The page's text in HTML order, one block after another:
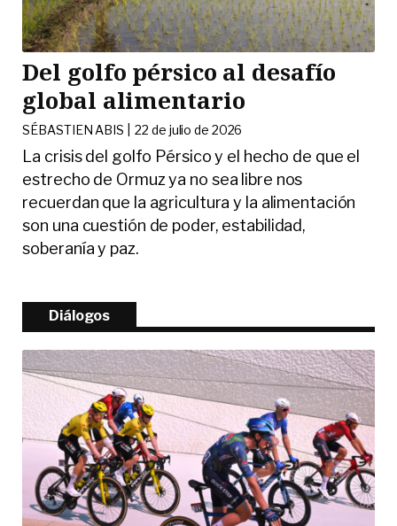
Del golfo pérsico al desafío
global alimentario
SÉBASTIEN ABIS |22 de julio de 2026
La crisis del golfo Pérsico y el hecho de que el
estrecho de Ormuz ya no sea libre nos
recuerdan que la agricultura y la alimentación
son una cuestión de poder, estabilidad,
soberanía y paz.
Diálogos